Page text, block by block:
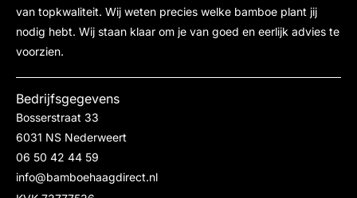
van topkwaliteit. Wij weten precies welke bamboe plant jij
nodig hebt. Wij staan klaar om je van goed en eerlijk advies te
voorzien.
Bedrijfsgegevens
Bosserstraat 33
6031 NS Nederweert
06 50 42 44 59
info@bamboehaagdirect.nl